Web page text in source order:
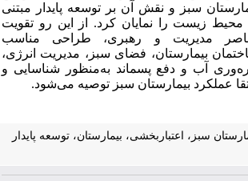
سبز و نقش آن بر توسعه پایدار مبتنی
محیط ‌زیست را نمایان کرد. از این ‌رو تقویت
مدیریت و رهبری، طراحی مناسب
بیمارستان، فضای سبز، مدیریت انرژی،
آب و دفع پسماند به‌منظور شناسایی و
عملکرد بیمارستان سبز توصیه می‌شود.
سبز، اعتباربخشی، بیمارستان، توسعه پایدار